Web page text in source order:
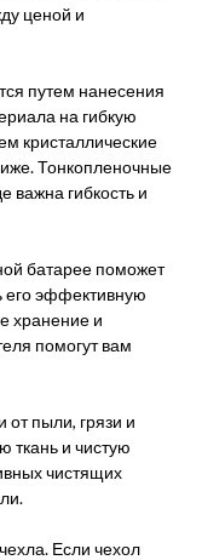
ценой и
путем нанесения
на гибкую
кристаллические
Тонкопленочные
важна гибкость и
батарее поможет
его эффективную
хранение и
помогут вам
пыли, грязи и
ткань и чистую
чистящих
Если чехол